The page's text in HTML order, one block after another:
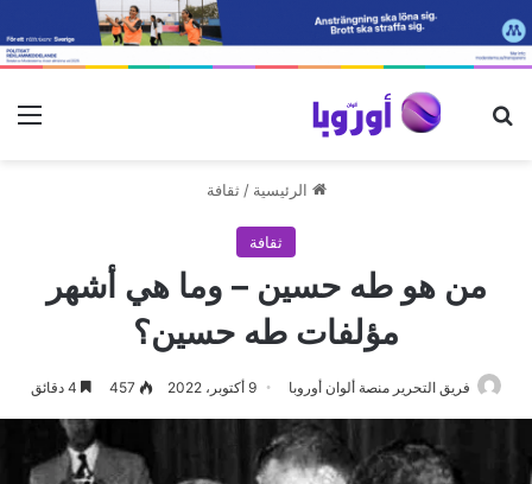
بحث عن
الرئيسية / ثقافة
ثقافة
من هو طه حسين – وما هي أشهر
مؤلفات طه حسين؟
فريق التحرير منصة ألوان أوروبا 9 أكتوبر، 2022 457